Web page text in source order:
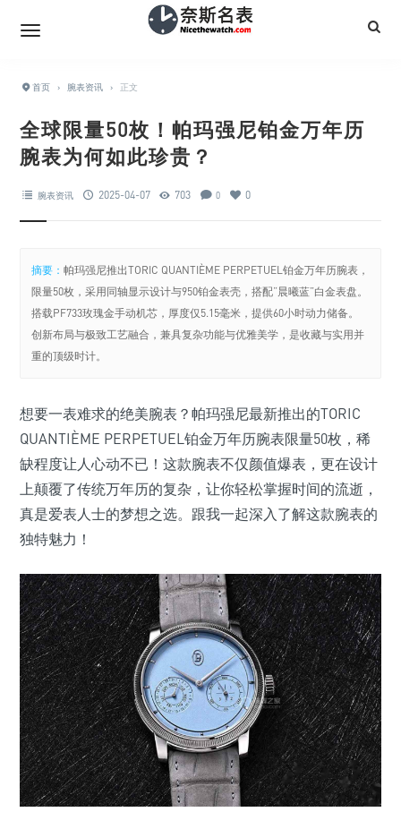
首页 › 腕表资讯 › 正文
全球限量50枚！帕玛强尼铂金万年历
腕表为何如此珍贵？
腕表资讯 2025-04-07 703 0 0
摘要：帕玛强尼推出TORIC QUANTIÈME PERPETUEL铂金万年历腕表，
限量50枚，采用同轴显示设计与950铂金表壳，搭配“晨曦蓝”白金表盘。
搭载PF733玫瑰金手动机芯，厚度仅5.15毫米，提供60小时动力储备。
创新布局与极致工艺融合，兼具复杂功能与优雅美学，是收藏与实用并
重的顶级时计。
想要一表难求的绝美腕表？帕玛强尼最新推出的TORIC
QUANTIÈME PERPETUEL铂金万年历腕表限量50枚，稀
缺程度让人心动不已！这款腕表不仅颜值爆表，更在设计
上颠覆了传统万年历的复杂，让你轻松掌握时间的流逝，
真是爱表人士的梦想之选。跟我一起深入了解这款腕表的
独特魅力！